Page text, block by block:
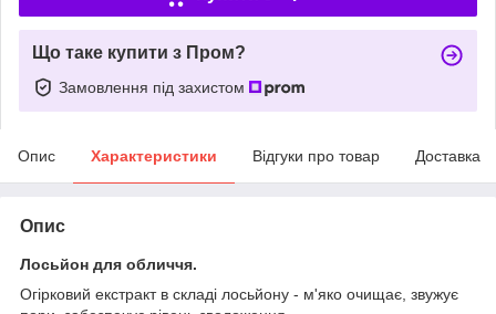
Що таке купити з Пром?
Замовлення під захистом
Опис Характеристики Відгуки про товар Доставка
Опис
Лосьйон для обличчя.
Огірковий екстракт в складі лосьйону - м'яко очищає, звужує